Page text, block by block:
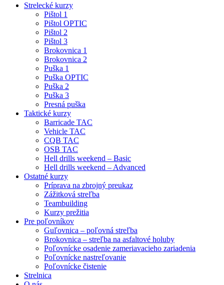
Strelecké kurzy
Pištol 1
Pištol OPTIC
Pištol 2
Pištol 3
Brokovnica 1
Brokovnica 2
Puška 1
Puška OPTIC
Puška 2
Puška 3
Presná puška
Taktické kurzy
Barricade TAC
Vehicle TAC
CQB TAC
OSB TAC
Hell drills weekend – Basic
Hell drills weekend – Advanced
Ostatné kurzy
Príprava na zbrojný preukaz
Zážitková streľba
Teambuilding
Kurzy prežitia
Pre poľovníkov
Guľovnica – poľovná streľba
Brokovnica – streľba na asfaltové holuby
Poľovnícke osadenie zameriavacieho zariadenia
Poľovnícke nastreľovanie
Poľovnícke čistenie
Strelnica